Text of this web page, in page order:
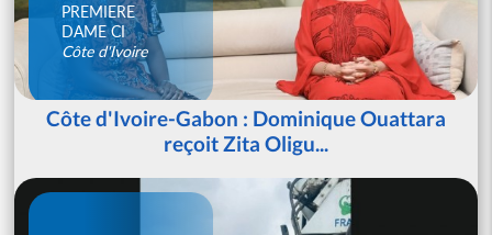
PREMIERE
DAME CI
Côte d'Ivoire
Côte d'Ivoire-Gabon : Dominique Ouattara
reçoit Zita Oligu...